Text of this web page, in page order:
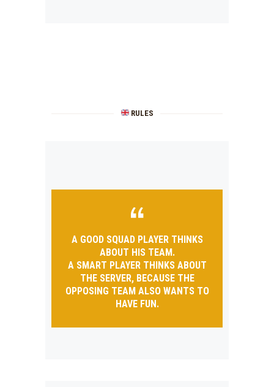
RULES
A GOOD SQUAD PLAYER THINKS
ABOUT HIS TEAM.
A SMART PLAYER THINKS ABOUT
THE SERVER, BECAUSE THE
OPPOSING TEAM ALSO WANTS TO
HAVE FUN.